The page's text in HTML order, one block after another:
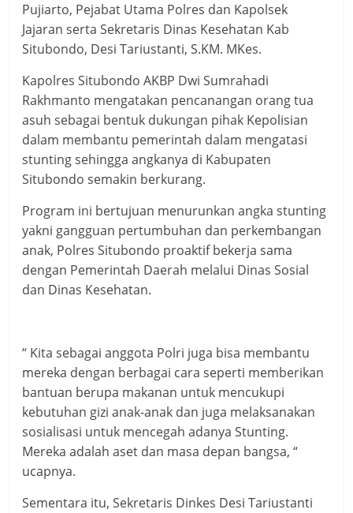
Pujiarto, Pejabat Utama Polres dan Kapolsek
Jajaran serta Sekretaris Dinas Kesehatan Kab
Situbondo, Desi Tariustanti, S.KM. MKes.
Kapolres Situbondo AKBP Dwi Sumrahadi
Rakhmanto mengatakan pencanangan orang tua
asuh sebagai bentuk dukungan pihak Kepolisian
dalam membantu pemerintah dalam mengatasi
stunting sehingga angkanya di Kabupaten
Situbondo semakin berkurang.
Program ini bertujuan menurunkan angka stunting
yakni gangguan pertumbuhan dan perkembangan
anak, Polres Situbondo proaktif bekerja sama
dengan Pemerintah Daerah melalui Dinas Sosial
dan Dinas Kesehatan.
“ Kita sebagai anggota Polri juga bisa membantu
mereka dengan berbagai cara seperti memberikan
bantuan berupa makanan untuk mencukupi
kebutuhan gizi anak-anak dan juga melaksanakan
sosialisasi untuk mencegah adanya Stunting.
Mereka adalah aset dan masa depan bangsa, “
ucapnya.
Sementara itu, Sekretaris Dinkes Desi Tariustanti